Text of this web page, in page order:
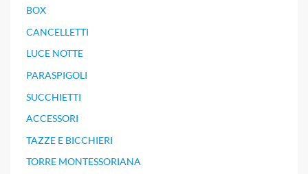
BOX
CANCELLETTI
LUCE NOTTE
PARASPIGOLI
SUCCHIETTI
ACCESSORI
TAZZE E BICCHIERI
TORRE MONTESSORIANA